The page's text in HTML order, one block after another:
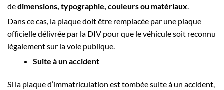
dedimensions, typographie, couleurs ou matériaux.
Dans ce cas, la plaque doit être remplacée par une plaque
officielle délivrée par la DIV pour que le véhicule soit reconnu
légalement sur la voie publique.
Suite à un accident
Si la plaque d’immatriculation est tombée suite à un accident,